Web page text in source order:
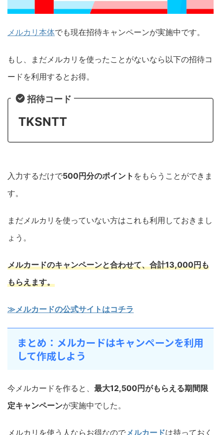
メルカリ本体でも現在招待キャンペーンが実施中です。
もし、まだメルカリを使ったことがないなら以下の招待コ
ードを利用するとお得。
招待コード
TKSNTT
入力するだけで500円分のポイント をもらうことができま
す。
まだメルカリを使っていない方はこれも利用しておきまし
ょう。
メルカードのキャンペーンと合わせて、合計13,000円も
もらえます。
≫メルカードの公式サイトはコチラ
まとめ：メルカードはキャンペーンを利用
して作成しよう
今メルカードを作ると、 最大12,500円がもらえる期間限
定キャンペーンが実施中でした。
メルカリを使う人ならお得なのでメルカードは持っておく